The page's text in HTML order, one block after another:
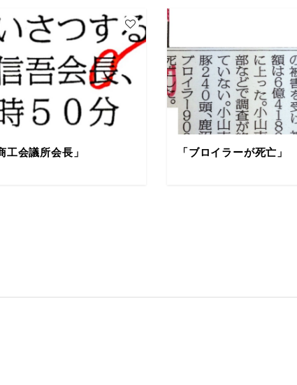
工会議所会長」 「ブロイラーが死亡」